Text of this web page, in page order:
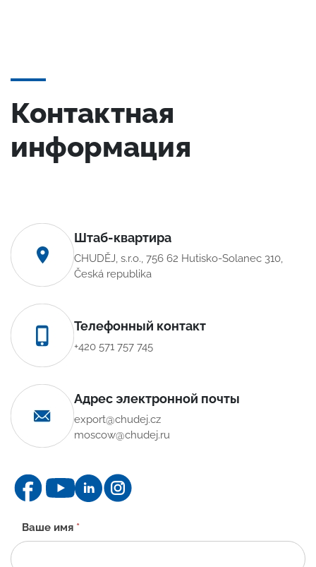
Контактная
информация
Штаб-квартира
CHUDĚJ, s.r.o., 756 62 Hutisko-Solanec 310,
Česká republika
Телефонный контакт
+420 571 757 745
Адрес электронной почты
export@chudej.cz
moscow@chudej.ru
Контактная
форма
-
Ваше имя *